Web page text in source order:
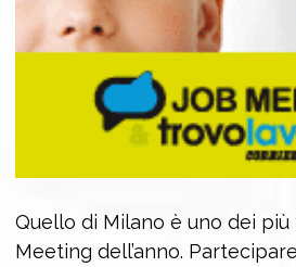
Quello di Milano è uno dei
Meeting dell’anno.